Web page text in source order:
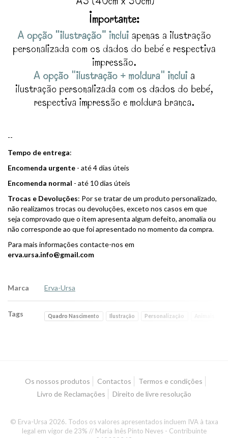
--
Tempo de entrega:
Encomenda urgente - até 4 dias úteis
Encomenda normal - até 10 dias úteis
Trocas e Devoluções: Por se tratar de um produto personalizado,
não realizamos trocas ou devoluções, exceto nos casos em que
seja comprovado que o item apresenta algum defeito, anomalia ou
não corresponde ao que foi apresentado no momento da compra.
Para mais informações contacte-nos em
erva.ursa.info@gmail.com
Marca Erva-Ursa
Tags Quadro Nascimento Ilustração Personalização
Os nossos produtos Contactos
Termos e condições
Livro de Reclamações
Direito de livre resolução
© Erva-Ursa 2026. Todos os valores apresentados incluem IVA à taxa
legal em vigor de 23% // Maria Inês Pinto Neves - Contribuinte